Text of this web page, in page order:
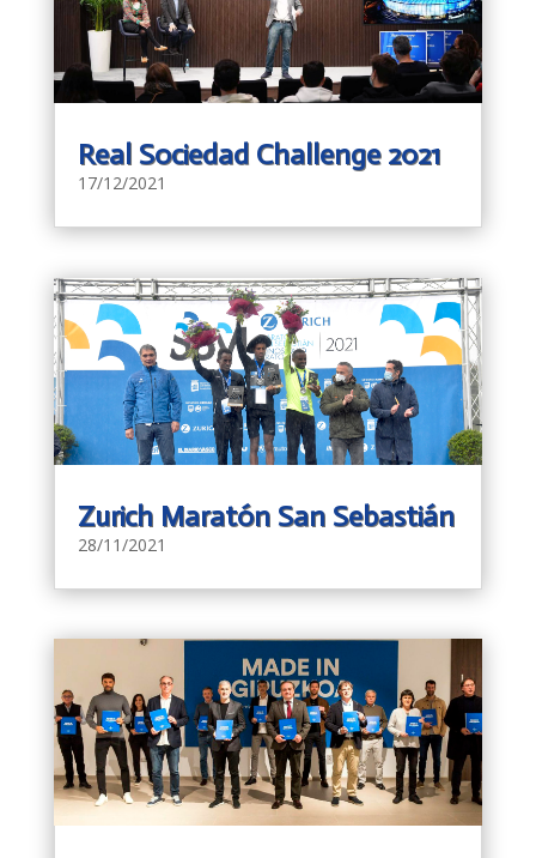
Real Sociedad Challenge 2021
17/12/2021
Zurich Maratón San Sebastián
28/11/2021